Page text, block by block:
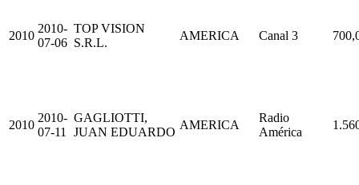
2010
2010-
07-06
TOP VISION
S.R.L.
AMERICA Canal 3
2010
2010-
07-11
GAGLIOTTI,
JUAN EDUARDO
AMERICA
Radio
América